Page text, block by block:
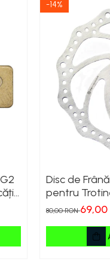
-14%
Disc de
pentru
G4 (Model
80,00 RON69,00